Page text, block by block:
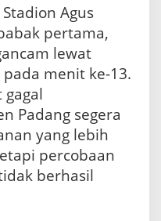
Agus
pertama,
lewat
menit ke-13.
Padang segera
yang lebih
percobaan
berhasil